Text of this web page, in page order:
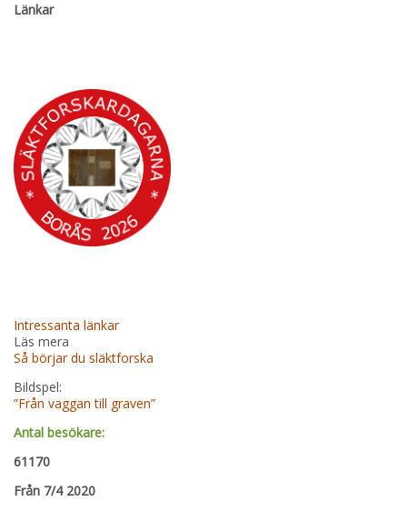
Länkar
Intressanta länkar
Läs mera
Så börjar du släktforska
Bildspel:
”Från vaggan till graven”
Antal besökare:
61170
Från 7/4 2020